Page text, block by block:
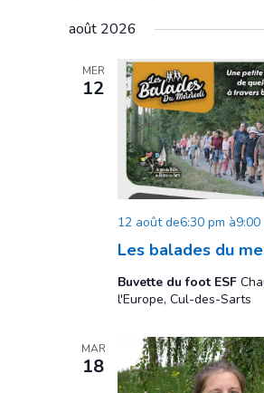
date.
août 2026
MER
12
Les balades du
12 août de6:30 pm à9:00
Buvette du foot ESF
l'Europe, Cul-des-Sarts
MAR
18